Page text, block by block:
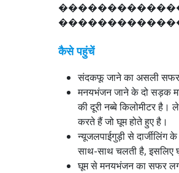
������������
������������
कैसे पहुंचें
संदकफू जाने का असली
मनयभंजन जाने के दो सड़क
की दूरी नब्बे किलोमीटर
करते हैं जो घूम होते हुए है।
न्यूजलपाईगुड़ी से दार्जीलिंग
साथ-साथ चलती है, इसलिए
घूम से मनयभंजन का सफर